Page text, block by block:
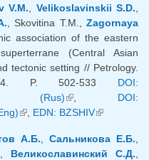
V.M. Velikoslavinskii S.D.
, Skovitina T.M.,Zagornaya
association of the eastern
(Central Asian
tectonic setting // Petrology.
P. 502-533 DOI:
(Rus)(внешняя
ссылка)
, DOI:
(внешняя ссылка)
EDN: BZSHIV(внешняя
А.Б. Сальникова Е.Б.
Великославинский С.Д.